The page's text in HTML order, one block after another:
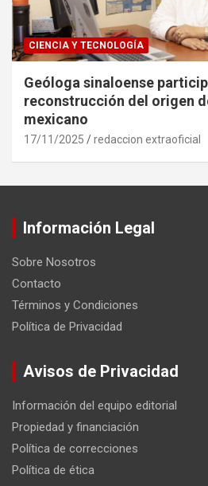
CIENCIA Y TECNOLOGÍA
Geóloga sinaloense
reconstrucción del origen
mexicano
17/11/2025 redaccion extraoficial
Información Legal
Sobre Nosotros
Contacto
Términos y Condiciones
Política de Privacidad
Avisos de Privacidad
Información del equipo editorial
Propiedad y financiación
Política de correcciones
Política de ética